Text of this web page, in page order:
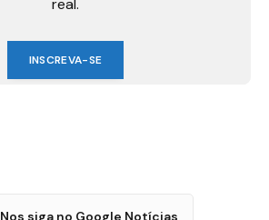
real.
INSCREVA-SE
Nos siga no Google Notícias